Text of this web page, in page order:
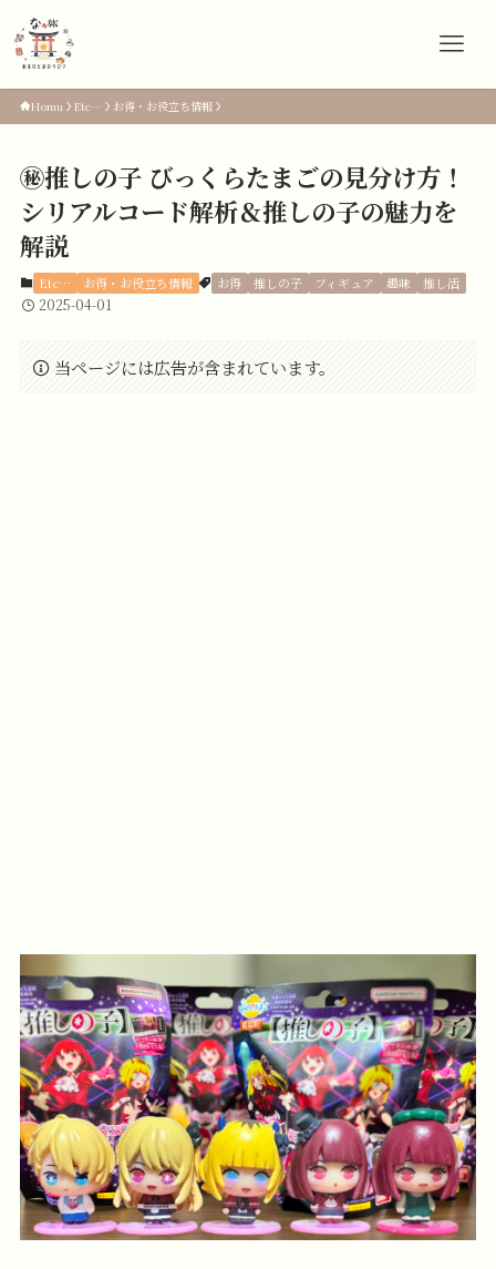
Homu Etc… お得・お役立ち情報
㊙️推しの子 びっくらたまごの見分け方！
シリアルコード解析＆推しの子の魅力を
解説
Etc… お得・お役立ち情報 お得 推しの子 フィギュア 趣味 推し活
2025-04-01
当ページには広告が含まれています。